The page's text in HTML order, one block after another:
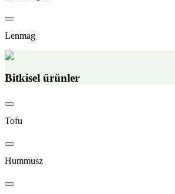
Lenmag
Bitkisel ürünler
Tofu
Hummusz